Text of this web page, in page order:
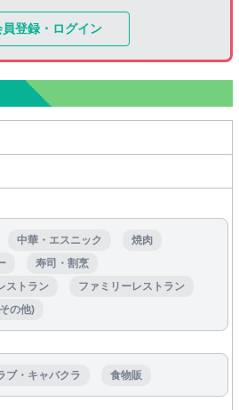
員登録・ログイン
中華・エスニック
焼肉
寿司・割烹
ストラン
ファミリーレストラン
の他)
ブ・キャバクラ 食物販